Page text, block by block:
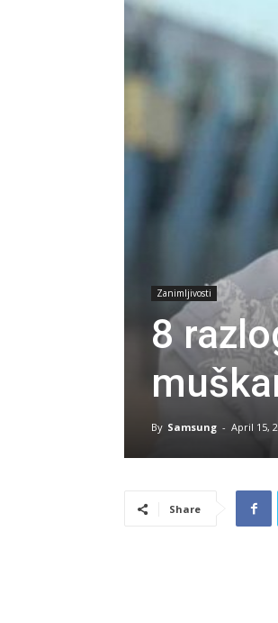
Zanimljivosti
8
By Samsung - April 15,
Share